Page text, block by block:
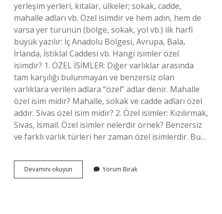
yerleşim yerleri, kıtalar, ülkeler; sokak, cadde,
mahalle adları vb. Özel isimdir ve hem adın, hem de
varsa yer türünün (bölge, sokak, yol vb.) ilk harfi
büyük yazılır: İç Anadolu Bölgesi, Avrupa, Bala,
İrlanda, İstiklal Caddesi vb. Hangi isimler özel
isimdir? 1. ÖZEL İSİMLER: Diğer varlıklar arasında
tam karşılığı bulunmayan ve benzersiz olan
varlıklara verilen adlara “özel” adlar denir. Mahalle
özel isim midir? Mahalle, sokak ve cadde adları özel
addır. Sivas özel isim midir? 2. Özel isimler: Kızılırmak,
Sivas, İsmail. Özel isimler nelerdir örnek? Benzersiz
ve farklı varlık türleri her zaman özel isimlerdir. Bu…
Devamını okuyun
Özel
Yorum Bırak